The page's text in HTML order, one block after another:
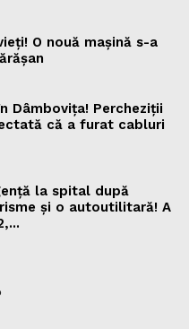
O nouă mașină s-a
Dâmbovița! Percheziții
că a furat cabluri
la spital după
și o autoutilitară! A